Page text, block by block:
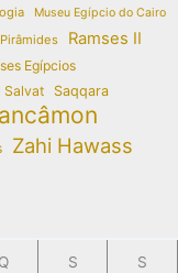
Museu Egípcio do Cairo
Pirâmides Ramses II
Egípcios
Salvat
Saqqara
Zahi Hawass
Q S S